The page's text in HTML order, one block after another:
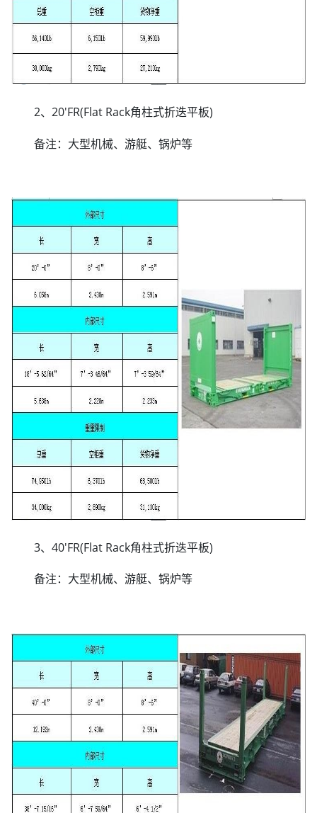
2、20'FR(Flat Rack角柱式折迭平板)
备注：大型机械、游艇、锅炉等
3、40'FR(Flat Rack角柱式折迭平板)
备注：大型机械、游艇、锅炉等